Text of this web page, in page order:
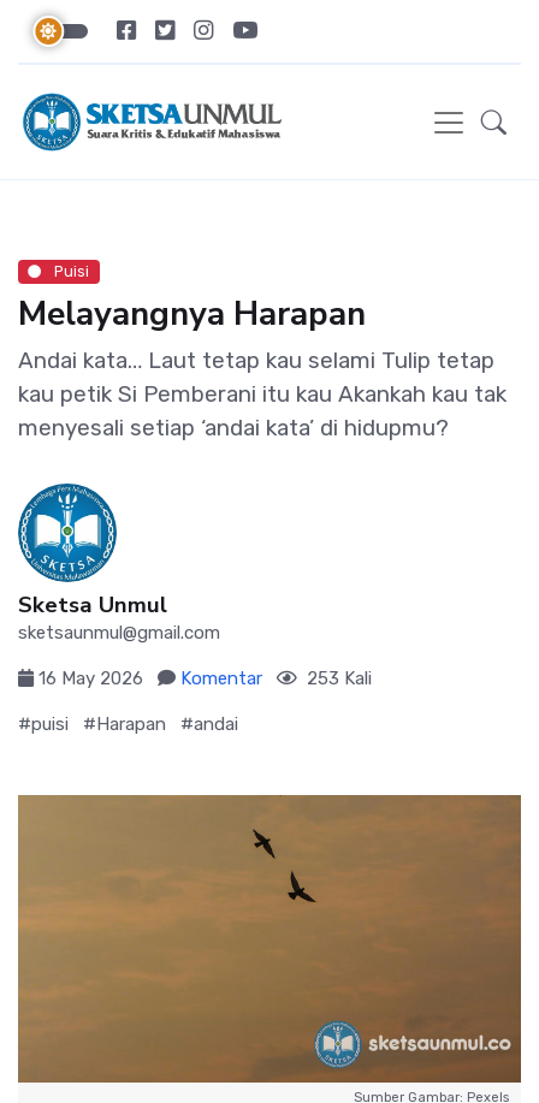
Puisi
Melayangnya Harapan
Andai kata… Laut tetap kau selami Tulip tetap
kau petik Si Pemberani itu kau Akankah kau tak
menyesali setiap ‘andai kata’ di hidupmu?
Sketsa Unmul
sketsaunmul@gmail.com
16 May 2026 Komentar 253 Kali
#puisi #Harapan #andai
Sumber Gambar: Pexels